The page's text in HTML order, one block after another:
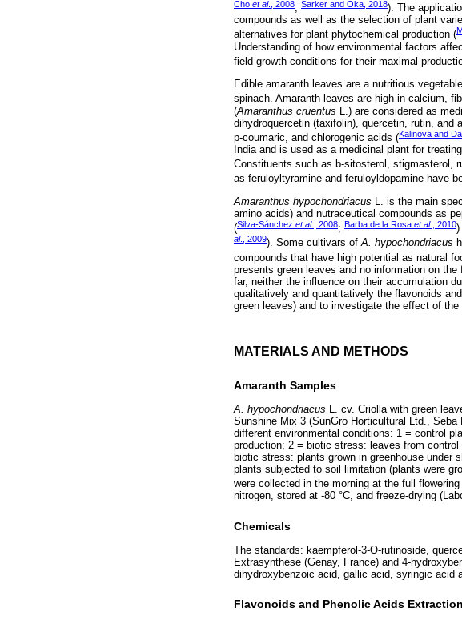
Cho et al., 2008; Sarker and Oka, 2018). The
compounds as well as the selection of plant
alternatives for plant phytochemical production (
Understanding of how environmental factors
field growth conditions for their maximal
Edible amaranth leaves are a nutritious
spinach. Amaranth leaves are high in calcium,
(Amaranthus cruentus L.) are considered as
dihydroquercetin (taxifolin), quercetin, rutin, and
p-coumaric, and chlorogenic acids (Kalinova and
India and is used as a medicinal plant for
Constituents such as b-sitosterol, stigmasterol,
as feruloyltyramine and feruloyldopamine have
Amaranthus hypochondriacus L. is the main
amino acids) and nutraceutical compounds as
(Silva-Sánchez et al., 2008; Barba de la Rosa et al., 2010
al., 2009). Some cultivars ofA. hypochondriacus
compounds that have high potential as natural
presents green leaves and no information on
far, neither the influence on their accumulation
qualitatively and quantitatively the flavonoids
green leaves) and to investigate the effect of
MATERIALS AND METHODS
Amaranth Samples
A. hypochondriacus L. cv. Criolla with green
Sunshine Mix 3 (SunGro Horticultural Ltd.,
different environmental conditions: 1 = control
production; 2 = biotic stress: leaves from
biotic stress: plants grown in greenhouse
plants subjected to soil limitation (plants were
were collected in the morning at the full
nitrogen, stored at -80 °C, and freeze-drying
Chemicals
The standards: kaempferol-3-O-rutinoside,
Extrasynthese (Genay, France) and 4-
dihydroxybenzoic acid, gallic acid, syringic acid
Flavonoids and Phenolic Acids Extraction